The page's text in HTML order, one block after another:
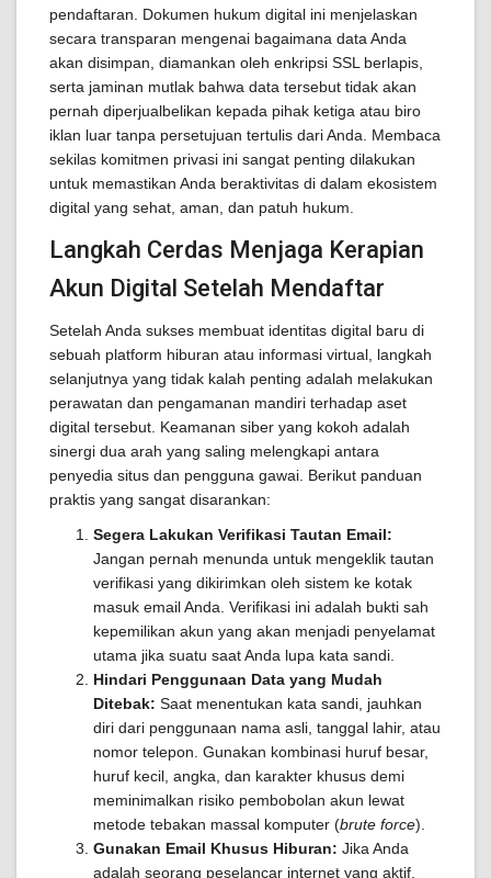
pendaftaran. Dokumen hukum digital ini menjelaskan
secara transparan mengenai bagaimana data Anda
akan disimpan, diamankan oleh enkripsi SSL berlapis,
serta jaminan mutlak bahwa data tersebut tidak akan
pernah diperjualbelikan kepada pihak ketiga atau biro
iklan luar tanpa persetujuan tertulis dari Anda. Membaca
sekilas komitmen privasi ini sangat penting dilakukan
untuk memastikan Anda beraktivitas di dalam ekosistem
digital yang sehat, aman, dan patuh hukum.
Langkah Cerdas Menjaga Kerapian
Akun Digital Setelah Mendaftar
Setelah Anda sukses membuat identitas digital baru di
sebuah platform hiburan atau informasi virtual, langkah
selanjutnya yang tidak kalah penting adalah melakukan
perawatan dan pengamanan mandiri terhadap aset
digital tersebut. Keamanan siber yang kokoh adalah
sinergi dua arah yang saling melengkapi antara
penyedia situs dan pengguna gawai. Berikut panduan
praktis yang sangat disarankan:
Segera Lakukan Verifikasi Tautan Email:
Jangan pernah menunda untuk mengeklik tautan
verifikasi yang dikirimkan oleh sistem ke kotak
masuk email Anda. Verifikasi ini adalah bukti sah
kepemilikan akun yang akan menjadi penyelamat
utama jika suatu saat Anda lupa kata sandi.
Hindari Penggunaan Data yang Mudah
Ditebak: Saat menentukan kata sandi, jauhkan
diri dari penggunaan nama asli, tanggal lahir, atau
nomor telepon. Gunakan kombinasi huruf besar,
huruf kecil, angka, dan karakter khusus demi
meminimalkan risiko pembobolan akun lewat
metode tebakan massal komputer (brute force).
Gunakan Email Khusus Hiburan: Jika Anda
adalah seorang peselancar internet yang aktif,